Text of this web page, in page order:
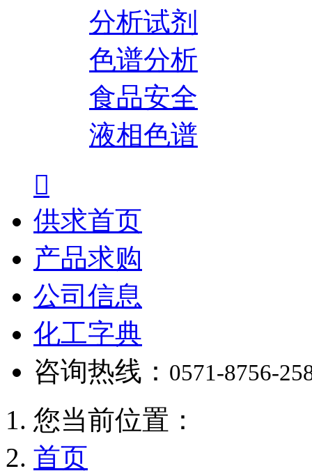
分析试剂
色谱分析
食品安全
液相色谱

供求首页
产品求购
公司信息
化工字典
咨询热线： 0571-8756-
您当前位置：
首页